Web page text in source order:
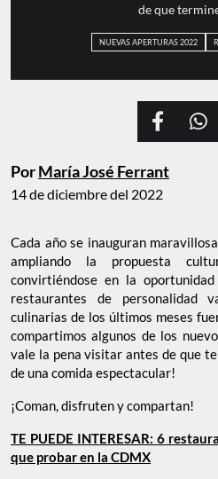
de que
NUEVAS APERTURAS 2022
PorMaría José Ferrant
14 de diciembre del 2022
Cada año se inauguran
ampliando la propuesta
convirtiéndose en la
restaurantes de personalidad
culinarias de los últimos meses
compartimos algunos de los
vale la pena visitar antes de que
de una comida espectacular!
¡Coman, disfruten y compartan!
TE PUEDE INTERESAR: 6
que probar en la CDMX